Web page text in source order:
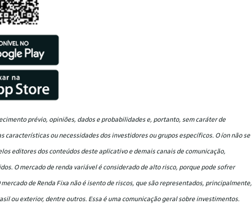
prévio, opiniões, dados e probabilidades e, portanto, sem caráter de
ou necessidades dos investidores ou grupos específicos. O íon não se
editores dos conteúdos deste aplicativo e demais canais de comunicação,
O mercado de renda variável é considerado de alto risco, porque pode sofrer
de Renda Fixa não é isento de riscos, que são representados, principalmente,
ou exterior, dentre outros. Essa é uma comunicação geral sobre investimentos.